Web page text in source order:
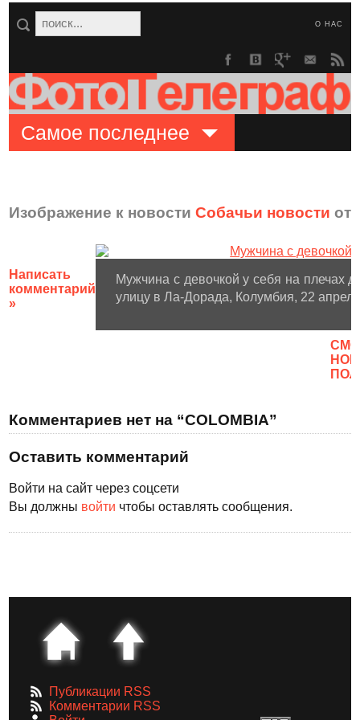
О НАС
Самое последнее
Изображение к новостиСобачьи новости от
Написать
комментарий
»
Мужчина с девочкой у себя на плечах
улицу в Ла-Дорада, Колумбия, 22
Комментариев нет на “COLOMBIA”
Оставить комментарий
Войти на сайт через соцсети
Вы должны войти чтобы оставлять сообщения.
Публикации RSS
Комментарии RSS